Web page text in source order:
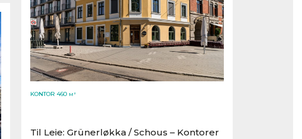
KONTOR 460 M²
Til Leie: Grünerløkka /​ Schous – Kontorer